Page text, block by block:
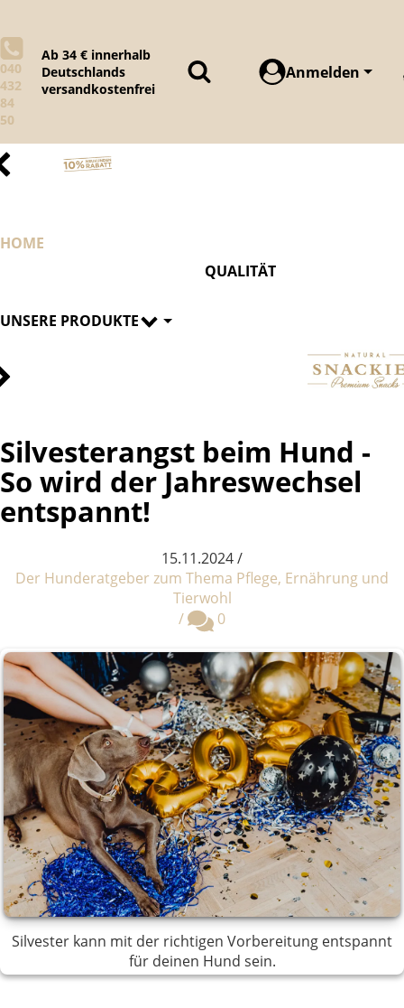
040
432
84
50
Ab 34 € innerhalb
Deutschlands
versandkostenfrei
Anmelden
HOME
UNSERE PRODUKTE
QUALITÄT
Silvesterangst beim Hund -
So wird der Jahreswechsel
entspannt!
15.11.2024/
Der Hunderatgeber zum Thema Pflege, Ernährung und
Tierwohl
/
Kommentare
0
Silvester kann mit der richtigen Vorbereitung entspannt
für deinen Hund sein.